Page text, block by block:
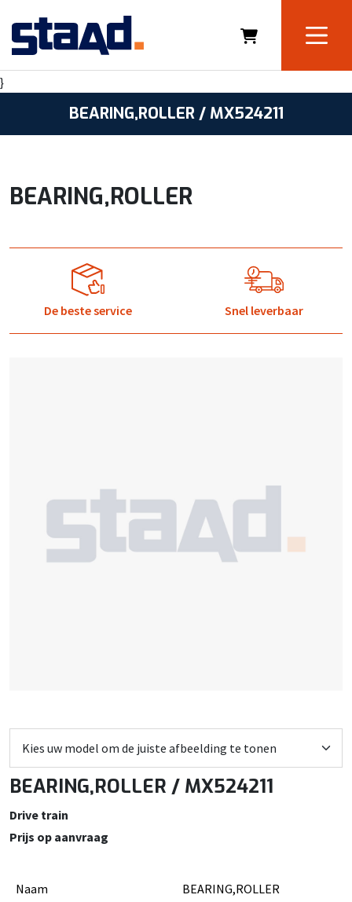
}
BEARING,ROLLER / MX524211
BEARING,ROLLER
De beste service Snel leverbaar
BEARING,ROLLER / MX524211
Drive train
Prijs op aanvraag
Naam BEARING,ROLLER